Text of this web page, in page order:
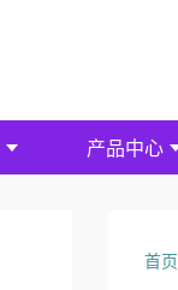
产品中心
首页